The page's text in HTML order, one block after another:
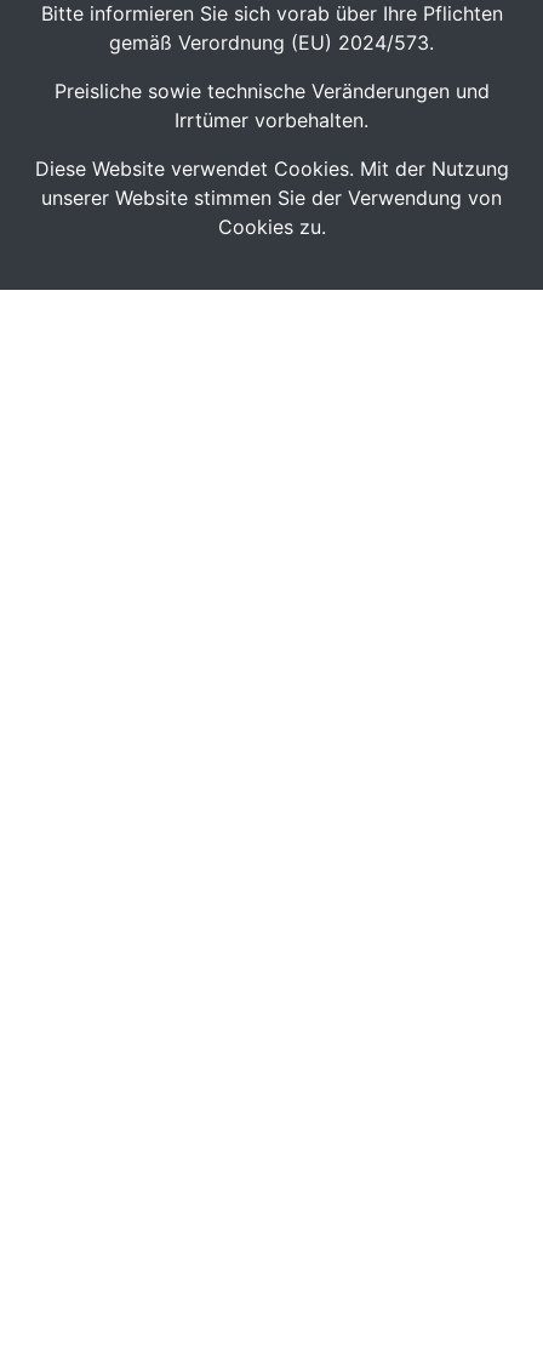
Bitte informieren Sie sich vorab über Ihre Pflichten
gemäß Verordnung (EU) 2024/573.
Preisliche sowie technische Veränderungen und
Irrtümer vorbehalten.
Diese Website verwendet Cookies. Mit der Nutzung
unserer Website stimmen Sie der Verwendung von
Cookies zu.